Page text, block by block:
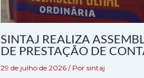
SINTAJ REALIZA
DE PRESTAÇÃO DE
29 de julho de 2026 / Por sintaj